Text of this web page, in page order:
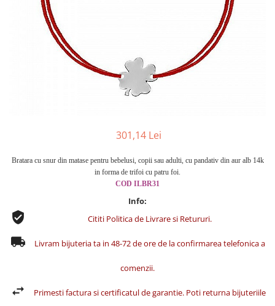
Cercei din aur dama
Cercei de aur lungi cu lant
Cercei din aur tortite
Cercei din aur alb
301,14 Lei
Bratara cu snur din matase pentru bebelusi, copii sau adulti, cu pandativ din aur alb 14k
in forma de trifoi cu patru foi.
COD ILBR31
Info:
Cititi Politica de Livrare si Retururi.
Livram bijuteria ta in 48-72 de ore de la confirmarea telefonica a
comenzii.
Primesti factura si certificatul de garantie. Poti returna bijuteriile